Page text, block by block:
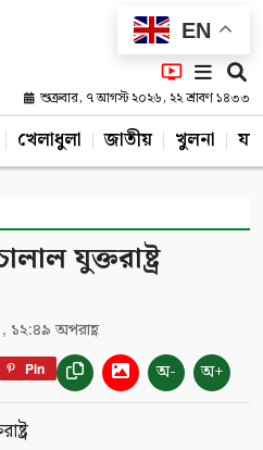
EN
শুক্রবার, ৭ আগস্ট ২০২৬, ২২ শ্রাবণ ১৪৩৩
খেলাধুলা জাতীয় খুলনা
যুক্তরাষ্ট্র
১২:৪৯ অপরাহ্ণ
Pin অ- অ+